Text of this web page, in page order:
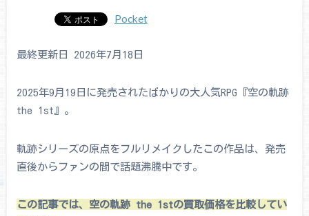
Pocket
最終更新日 2026年7月18日
2025年9月19日に発売されたばかりの大人気RPG『空の軌跡
the 1st』。
軌跡シリーズの原点をフルリメイクしたこの作品は、発売
直後からファンの間で話題沸騰中です。
この記事では、空の軌跡 the 1stの買取価格を比較してい